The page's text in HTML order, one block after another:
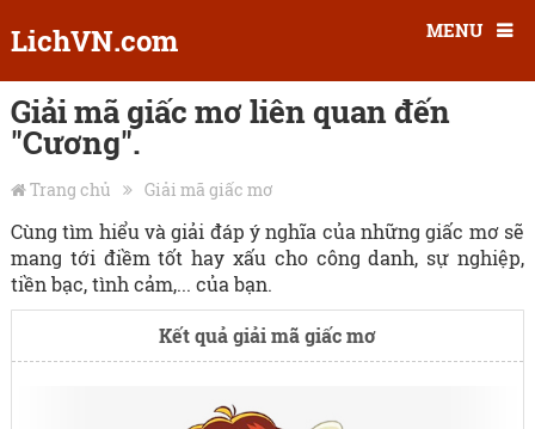
LichVN.com MENU
Giải mã giấc mơ liên quan đến
"Cương".
Trang chủ Giải mã giấc mơ
Cùng tìm hiểu và giải đáp ý nghĩa của những giấc mơ sẽ
mang tới điềm tốt hay xấu cho công danh, sự nghiệp,
tiền bạc, tình cảm,... của bạn.
Kết quả giải mã giấc mơ